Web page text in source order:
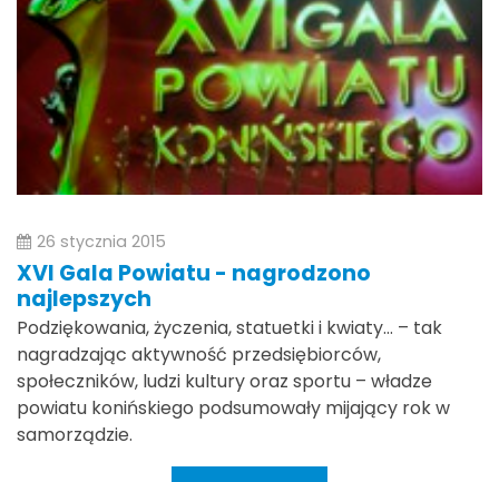
26 stycznia 2015
XVI Gala Powiatu - nagrodzono
najlepszych
Podziękowania, życzenia, statuetki i kwiaty… – tak
nagradzając aktywność przedsiębiorców,
społeczników, ludzi kultury oraz sportu – władze
powiatu konińskiego podsumowały mijający rok w
samorządzie.